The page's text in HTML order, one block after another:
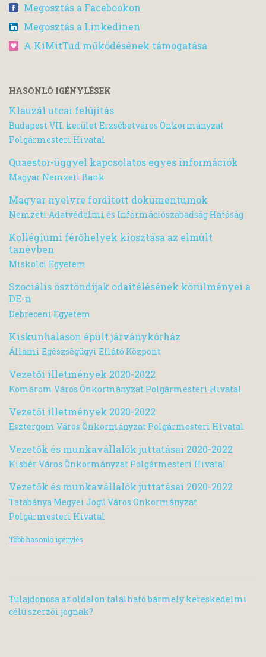
Megosztás a Facebookon
Megosztás a Linkedinen
A KiMitTud működésének támogatása
HASONLÓ IGÉNYLÉSEK
Klauzál utcai felújítás
Budapest VII. kerület Erzsébetváros Önkormányzat
Polgármesteri Hivatal
Quaestor-üggyel kapcsolatos egyes információk
Magyar Nemzeti Bank
Magyar nyelvre fordított dokumentumok
Nemzeti Adatvédelmi és Információszabadság Hatóság
Kollégiumi férőhelyek kiosztása az elmúlt
tanévben
Miskolci Egyetem
Szociális ösztöndíjak odaítélésének körülményei a
DE-n
Debreceni Egyetem
Kiskunhalason épült járványkórház
Állami Egészségügyi Ellátó Központ
Vezetői illetmények 2020-2022
Komárom Város Önkormányzat Polgármesteri Hivatal
Vezetői illetmények 2020-2022
Esztergom Város Önkormányzat Polgármesteri Hivatal
Vezetők és munkavállalók juttatásai 2020-2022
Kisbér Város Önkormányzat Polgármesteri Hivatal
Vezetők és munkavállalók juttatásai 2020-2022
Tatabánya Megyei Jogú Város Önkormányzat
Polgármesteri Hivatal
Több hasonló igénylés
Tulajdonosa az oldalon található bármely kereskedelmi
célú szerzői jognak?